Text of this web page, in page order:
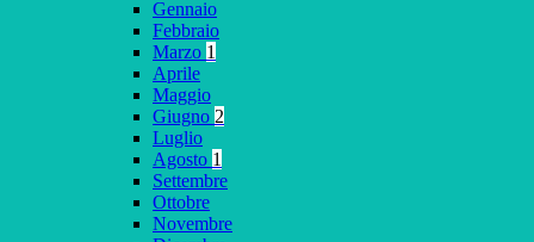
Gennaio
Febbraio
Marzo 1
Aprile
Maggio
Giugno 2
Luglio
Agosto 1
Settembre
Ottobre
Novembre